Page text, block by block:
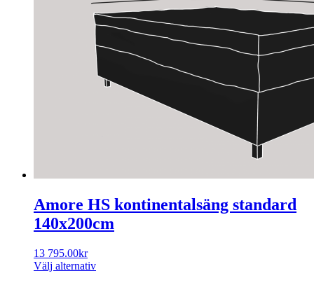
Amore HS kontinentalsäng standard
140x200cm
13 795.00kr
Välj alternativ